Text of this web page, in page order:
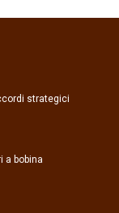
strategici
a bobina